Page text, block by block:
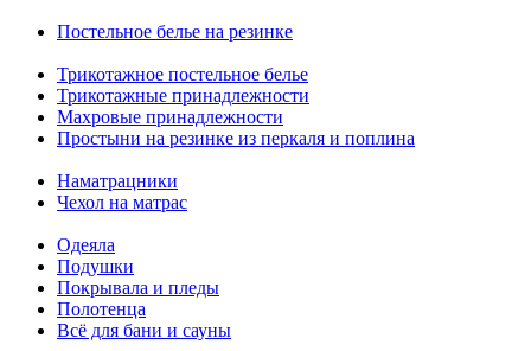
Постельное белье на резинке
Трикотажное постельное белье
Трикотажные принадлежности
Махровые принадлежности
Простыни на резинке из перкаля и поплина
Наматрацники
Чехол на матрас
Одеяла
Подушки
Покрывала и пледы
Полотенца
Всё для бани и сауны